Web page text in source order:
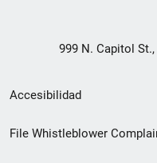
999 N. Capitol St.,
Menú
de
Accesibilidad
File Whistleblower